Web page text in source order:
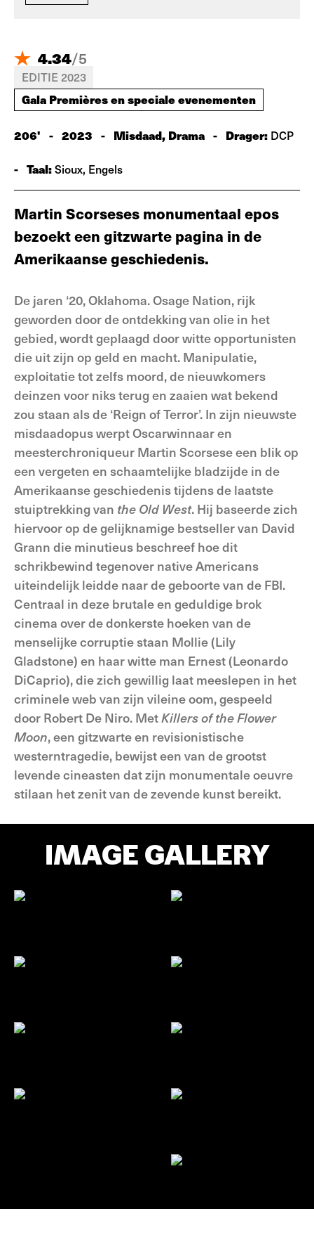
4.34/5
EDITIE 2023
Gala Premières en speciale evenementen
206' - 2023 - Misdaad, Drama - Drager: DCP
- Taal:Sioux, Engels
Martin Scorseses monumentaal epos
bezoekt een gitzwarte pagina in de
Amerikaanse geschiedenis.
De jaren ‘20, Oklahoma. Osage Nation, rijk
geworden door de ontdekking van olie in het
gebied, wordt geplaagd door witte opportunisten
die uit zijn op geld en macht. Manipulatie,
exploitatie tot zelfs moord, de nieuwkomers
deinzen voor niks terug en zaaien wat bekend
zou staan als de ‘Reign of Terror’. In zijn nieuwste
misdaadopus werpt Oscarwinnaar en
meesterchroniqueur Martin Scorsese een blik op
een vergeten en schaamtelijke bladzijde in de
Amerikaanse geschiedenis tijdens de laatste
stuiptrekking van the Old West. Hij baseerde zich
hiervoor op de gelijknamige bestseller van David
Grann die minutieus beschreef hoe dit
schrikbewind tegenover native Americans
uiteindelijk leidde naar de geboorte van de FBI.
Centraal in deze brutale en geduldige brok
cinema over de donkerste hoeken van de
menselijke corruptie staan Mollie (Lily
Gladstone) en haar witte man Ernest (Leonardo
DiCaprio), die zich gewillig laat meeslepen in het
criminele web van zijn vileine oom, gespeeld
door Robert De Niro. MetKillers of the Flower
Moon, een gitzwarte en revisionistische
westerntragedie, bewijst een van de grootst
levende cineasten dat zijn monumentale oeuvre
stilaan het zenit van de zevende kunst bereikt.
IMAGE GALLERY